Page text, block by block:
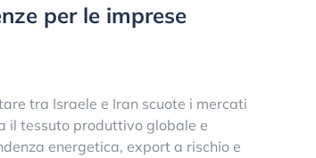
per le imprese
tra Israele e Iran scuote i mercati
il tessuto produttivo globale e
energetica, export a rischio e